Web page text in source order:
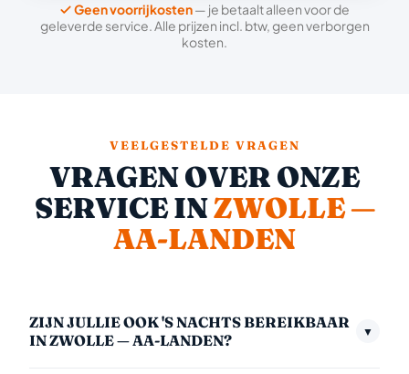
Geen voorrijkosten— je betaalt alleen voor de
geleverde service. Alle prijzen incl. btw, geen verborgen
kosten.
VEELGESTELDE VRAGEN
VRAGEN OVER ONZE
SERVICE INZWOLLE —
AA-LANDEN
ZIJN JULLIE OOK 'S NACHTS BEREIKBAAR
IN ZWOLLE — AA-LANDEN?
▼